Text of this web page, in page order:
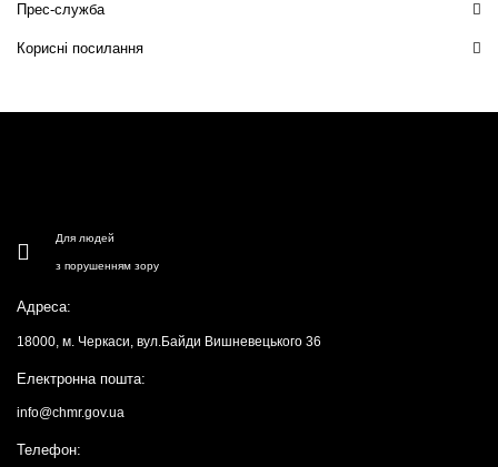
Прес-служба
Корисні посилання
Для людей
з порушенням зору
Адреса:
18000, м. Черкаси, вул.Байди Вишневецького 36
Електронна пошта:
info@chmr.gov.ua
Телефон: